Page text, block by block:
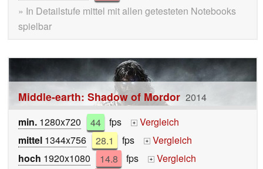
» In Detailstufe mittel mit allen getesteten Notebooks
spielbar
Middle-earth: Shadow of Mordor 2014
min. 1280x720 44 fps +
Vergleich
mittel 1344x756 28.1 fps +
Vergleich
hoch 1920x1080 14.8 fps +
Vergleich